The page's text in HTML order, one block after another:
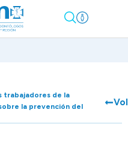
trabajadores de la
la prevención del